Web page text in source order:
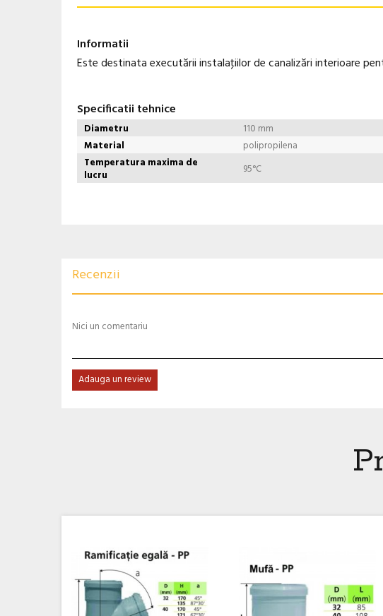
Informatii
Este destinata executării instalaţiilor de canalizări interioare
Specificatii tehnice
Diametru
110 mm
Material
polipropilena
Temperatura maxima de
lucru
95°C
Recenzii
Nici un comentariu
Adauga un review